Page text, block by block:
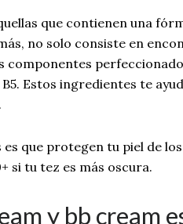
que contienen una
no solo consiste en
componentes
B5. Estos ingredientes te
que protegen tu piel de
si tu tez es más oscura.
y bb cream